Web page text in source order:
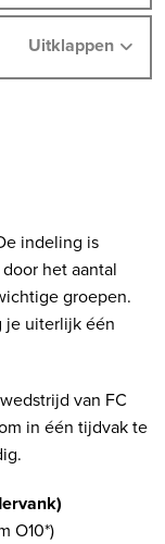
Uitklappen
indeling is
het aantal
groepen.
je uiterlijk één
van FC
in één tijdvak te
O10*)